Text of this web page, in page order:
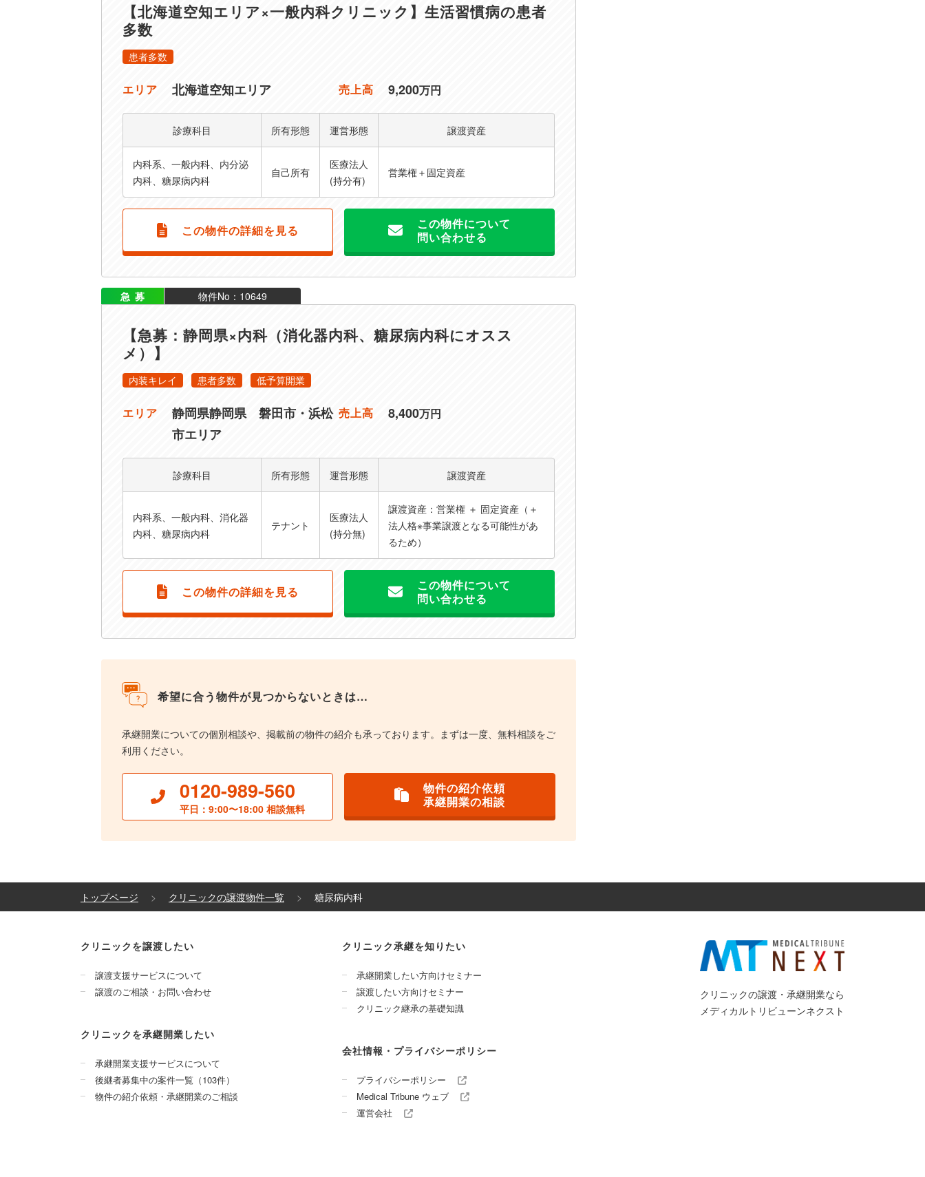
【北海道空知エリア×一般内科クリニック】生活習慣病の患者
多数
患者多数
エリア 北海道空知エリア 売上高 9,200万円
診療科目 所有形態 運営形態 譲渡資産
内科系、一般内科、内分泌
内科、糖尿病内科
自己所有
医療法人
(持分有)
営業権＋固定資産
この物件の詳細を見る
この物件について
問い合わせる
急募 物件No：10649
【急募：静岡県×内科（消化器内科、糖尿病内科にオスス
メ）】
内装キレイ 患者多数 低予算開業
エリア
静岡県静岡県 磐田市・浜松
市エリア
売上高 8,400万円
診療科目 所有形態 運営形態 譲渡資産
内科系、一般内科、消化器
内科、糖尿病内科
テナント
医療法人
(持分無)
譲渡資産：営業権 ＋ 固定資産（＋
法人格※事業譲渡となる可能性があ
るため）
この物件の詳細を見る
この物件について
問い合わせる
希望に合う物件が見つからないときは…
承継開業についての個別相談や、掲載前の物件の紹介も承っております。まずは一度、無料相談をご
利用ください。
0120-989-560
平日：9:00〜18:00 相談無料
物件の紹介依頼
承継開業の相談
トップページ クリニックの譲渡物件一覧 糖尿病内科
クリニックを譲渡したい
譲渡支援サービスについて
譲渡のご相談・お問い合わせ
クリニックを承継開業したい
承継開業支援サービスについて
後継者募集中の案件一覧（103件）
物件の紹介依頼・承継開業のご相談
クリニック承継を知りたい
承継開業したい方向けセミナー
譲渡したい方向けセミナー
クリニック継承の基礎知識
会社情報・プライバシーポリシー
プライバシーポリシー
Medical Tribune ウェブ
運営会社
クリニックの譲渡・承継開業なら
メディカルトリビューンネクスト